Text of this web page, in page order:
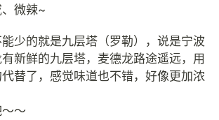
微辣~
少的就是九层塔（罗勒），说是宁波
新鲜的九层塔，麦德龙路途遥远，用
替了，感觉味道也不错，好像更加浓
～